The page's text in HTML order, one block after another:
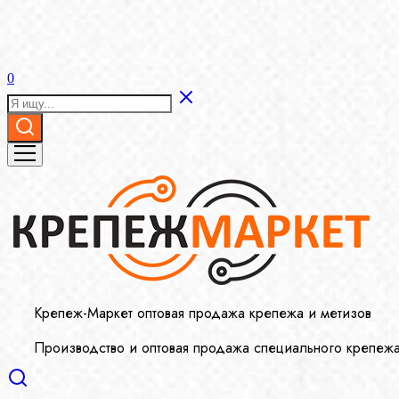
0
Крепеж-Маркет оптовая продажа крепежа и метизов
Производство и оптовая продажа специального